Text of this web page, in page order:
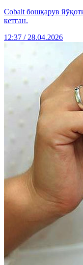
Cobalt бошқарув
кетган.
12:37 / 28.04.2026